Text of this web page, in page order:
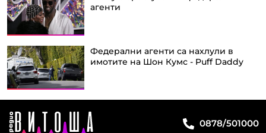
агенти
Федерални агенти са нахлули в
имотите на Шон Кумс - Puff Daddy
0878/501000